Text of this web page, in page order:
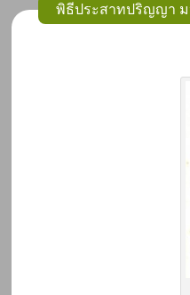
พิธีประสาทปริญญา ม